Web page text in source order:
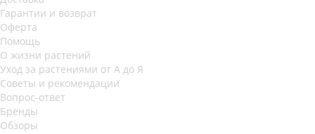
Гарантии и возврат
Оферта
Помощь
О жизни растений
Уход за растениями от А до Я
Советы и рекомендации
Вопрос-ответ
Бренды
Обзоры